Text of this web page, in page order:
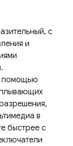
с
и
помощью
в
быстрее с